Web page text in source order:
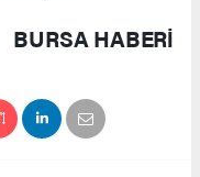
BURSA HABERİ